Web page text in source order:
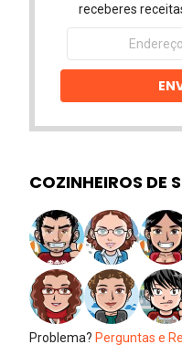
receberes
Endereço
email
COZINHEIROS DE
Problema? Perguntas e